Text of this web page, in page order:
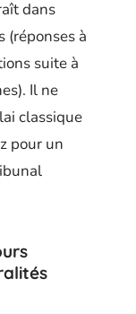
dans
(réponses à
suite à
Il ne
classique
pour un